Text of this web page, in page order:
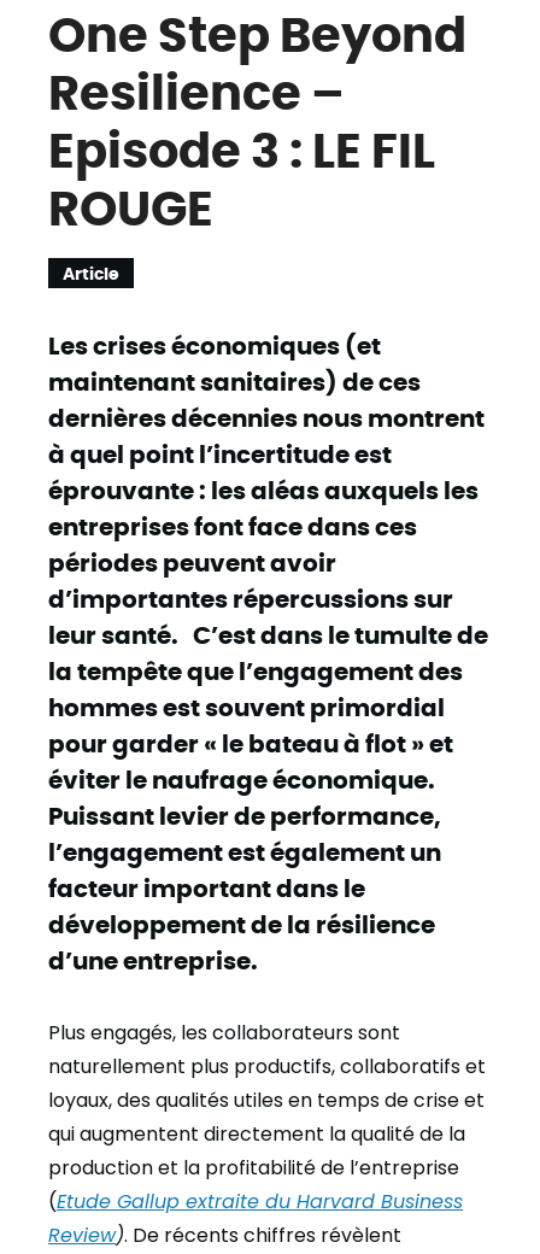
One Step Beyond
Resilience –
Episode 3 : LE FIL
ROUGE
Article
Les crises économiques (et
maintenant sanitaires) de ces
dernières décennies nous montrent
à quel point l’incertitude est
éprouvante : les aléas auxquels les
entreprises font face dans ces
périodes peuvent avoir
d’importantes répercussions sur
leur santé. C’est dans le tumulte de
la tempête que l’engagement des
hommes est souvent primordial
pour garder « le bateau à flot » et
éviter le naufrage économique.
Puissant levier de performance,
l’engagement est également un
facteur important dans le
développement de la résilience
d’une entreprise.
Plus engagés, les collaborateurs sont
naturellement plus productifs, collaboratifs et
loyaux, des qualités utiles en temps de crise et
qui augmentent directement la qualité de la
production et la profitabilité de l’entreprise
(Etude Gallup extraite du Harvard Business
Review). De récents chiffres révèlent